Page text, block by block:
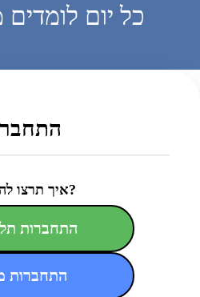
כל יום
איך תרצו להתחבר?
התחברות
התחברות